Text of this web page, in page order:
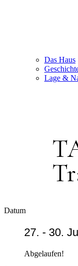
Das Haus
Lage &
Datum
27. - 30.
Abgelaufen!